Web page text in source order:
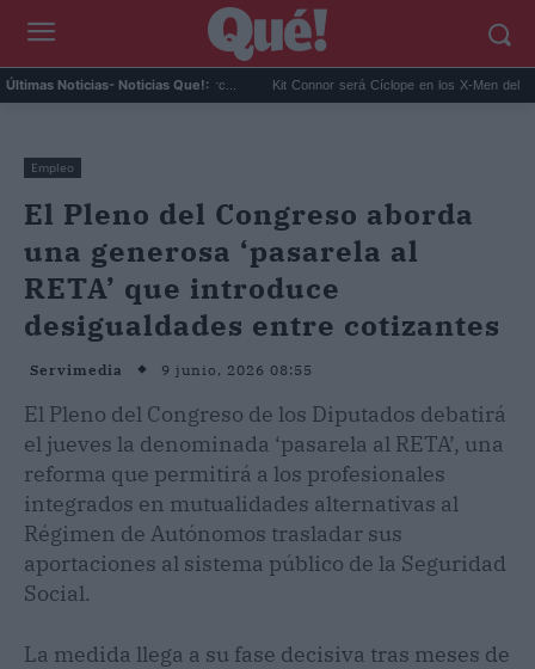
Últimas Noticias- Noticias Que!:
montar su 'Ruta del Narc... Kit Connor será Cíclope en los X-Men del MCU y
Empleo
El Pleno del Congreso aborda
una generosa ‘pasarela al
RETA’ que introduce
desigualdades entre cotizantes
Servimedia 9 junio, 2026 08:55
El Pleno del Congreso de los Diputados debatirá
el jueves la denominada ‘pasarela al RETA’, una
reforma que permitirá a los profesionales
integrados en mutualidades alternativas al
Régimen de Autónomos trasladar sus
aportaciones al sistema público de la Seguridad
Social.
La medida llega a su fase decisiva tras meses de